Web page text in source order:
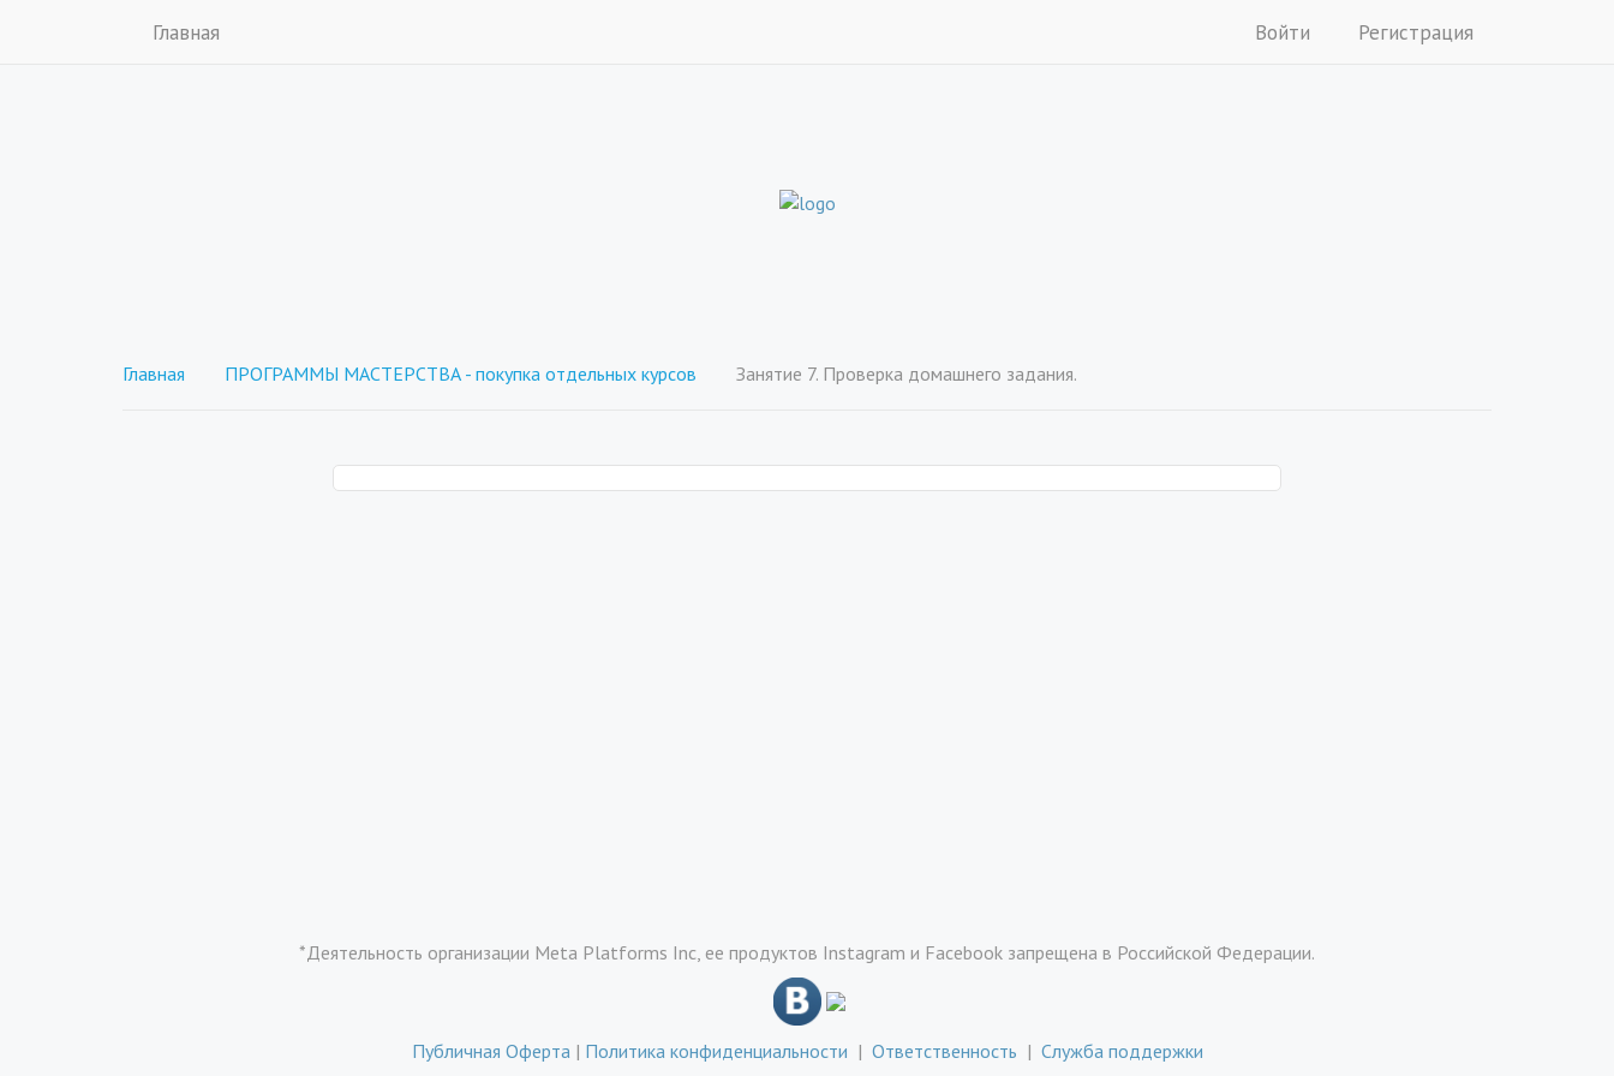
Главная Войти Регистрация
Главная ПРОГРАММЫ МАСТЕРСТВА - покупка отдельных курсов Занятие 7. Проверка домашнего задания.
*Деятельность организации Meta Platforms Inc, ее продуктов Instagram и Facebook запрещена в Российской Федерации.
Публичная Оферта | Политика конфиденциальности | Ответственность | Служба поддержки